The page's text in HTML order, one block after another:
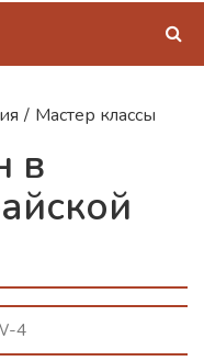
/ Мастер классы
в
4